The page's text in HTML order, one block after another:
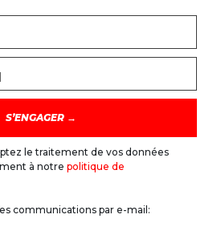
le traitement de vos données
à notre politique de
communications par e-mail: